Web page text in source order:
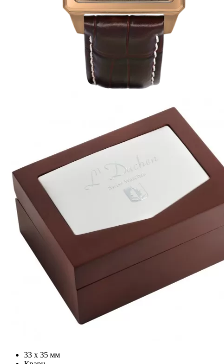
33 х 35 мм